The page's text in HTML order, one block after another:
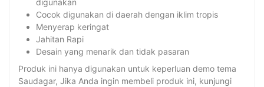
digunakan
Cocok digunakan di daerah dengan iklim tropis
Menyerap keringat
Jahitan Rapi
Desain yang menarik dan tidak pasaran
Produk ini hanya digunakan untuk keperluan demo tema
Saudagar, Jika Anda ingin membeli produk ini, kunjungi